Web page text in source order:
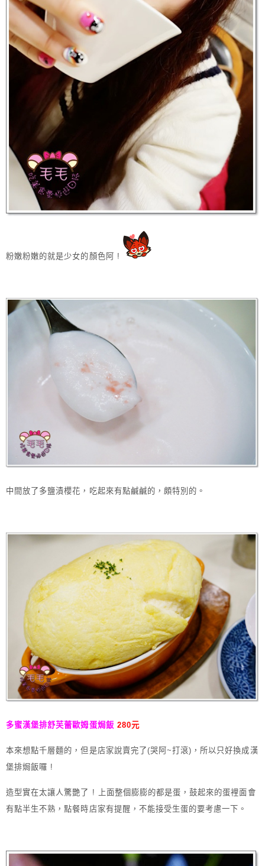
粉嫩粉嫩的就是少女的顏色阿 !
中間放了多鹽漬櫻花，吃起來有點鹹鹹的，頗特別的。
多蜜漢堡排舒芙蕾歐姆蛋焗飯 280元
本來想點千層麵的，但是店家說賣完了(哭阿~打滾)，所以只好換成漢
堡排焗飯囉 !
造型實在太讓人驚艷了 ! 上面整個膨膨的都是蛋，鼓起來的蛋裡面會
有點半生不熟，點餐時店家有提醒，不能接受生蛋的要考慮一下。